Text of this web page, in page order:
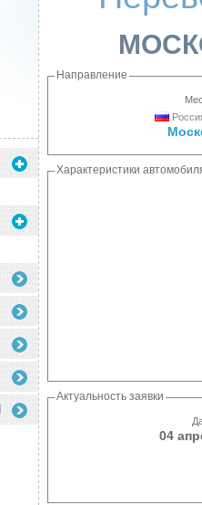
Направление
Характеристики
Актуальность заявки
04